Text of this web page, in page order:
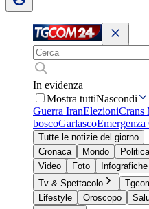
In evidenza
Mostra tuttiNascondi
Guerra IranElezioniCrans
boscoGarlascoEmergenza
Tutte le notizie del giorno
Cronaca
Mondo Politica
Video
Foto Infografiche
Tv & Spettacolo
Lifestyle
Oroscopo